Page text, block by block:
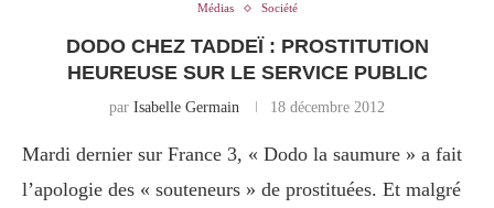
Médias Société
DODO CHEZ TADDEÏ : PROSTITUTION
HEUREUSE SUR LE SERVICE PUBLIC
par Isabelle Germain 18 décembre 2012
Mardi dernier sur France 3, « Dodo la saumure » a fait
l’apologie des « souteneurs » de prostituées. Et malgré